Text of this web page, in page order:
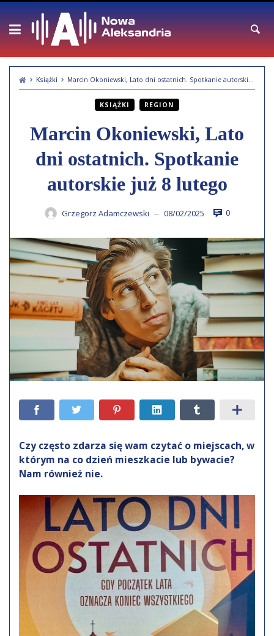
Skip
content
Książki Marcin Okoniewski, Lato dni ostatnich. Spotkanie autorskie już 8 lutego
KSIĄŻKI REGION
Marcin Okoniewski, Lato
dni ostatnich. Spotkanie
autorskie już 8 lutego
Grzegorz Adamczewski — 08/02/2025 0
Czy często zdarza się wam czytać o miejscach, w
którym na co dzień mieszkacie lub bywacie?
Nam również nie.